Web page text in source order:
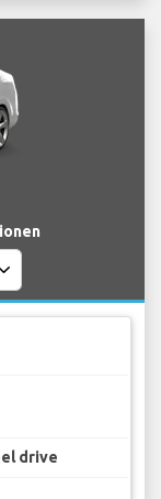
drive